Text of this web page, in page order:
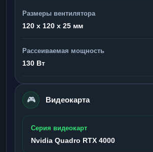
Размеры вентилятора
120 x 120 x 25 мм
Рассеиваемая мощность
130 Вт
🎮 Видеокарта
Серия видеокарт
Nvidia Quadro RTX 4000